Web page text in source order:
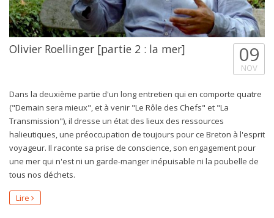
Olivier Roellinger [partie 2 : la mer] 09
NOV
Dans la deuxième partie d'un long entretien qui en comporte quatre
("Demain sera mieux", et à venir "Le Rôle des Chefs" et "La
Transmission"), il dresse un état des lieux des ressources
halieutiques, une préoccupation de toujours pour ce Breton à l'esprit
voyageur. Il raconte sa prise de conscience, son engagement pour
une mer qui n'est ni un garde-manger inépuisable ni la poubelle de
tous nos déchets.
Lire